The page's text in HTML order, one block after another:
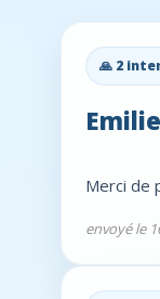
🙏 2
Emilie
Merci de
envoyé le